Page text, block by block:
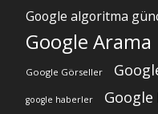
Google algoritma
Google Arama
Google Görseller
google haberler Google